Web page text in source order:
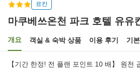
료칸
마쿠베쓰온천 파크 호텔 유유
개요 객실 & 숙박 상품 이용 후기 기
【기간 한정! 전 플랜 포인트 10 배】 원천